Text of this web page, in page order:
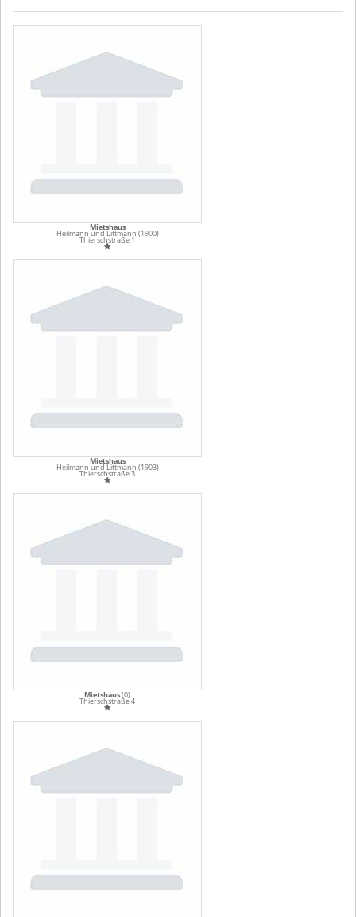
Mietshaus
Heilmann und Littmann (1900)
Thierschstraße 1
Mietshaus
Heilmann und Littmann (1903)
Thierschstraße 3
Mietshaus(0)
Thierschstraße 4